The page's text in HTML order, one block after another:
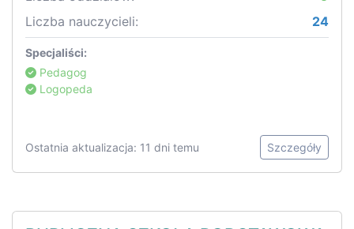
Liczba nauczycieli:
24
Specjaliści:
Pedagog
Logopeda
Ostatnia aktualizacja: 11 dni temu Szczegóły